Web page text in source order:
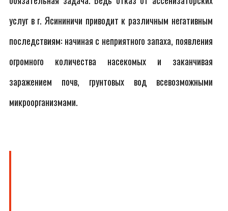
услуг в г. Ясининичи приводит к различным негативным
последствиям: начиная с неприятного запаха, появления
огромного количества насекомых и заканчивая
заражением почв, грунтовых вод всевозможными
микроорганизмами.